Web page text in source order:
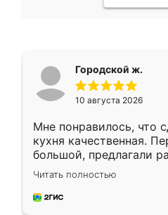
Городской ж.
10 августа 2026
Мне понравилось, что
кухня качественная.
большой, предлагали
Ждал меньше месяца,
руками. По цене вышло
Рекомендую!
Читать полностью